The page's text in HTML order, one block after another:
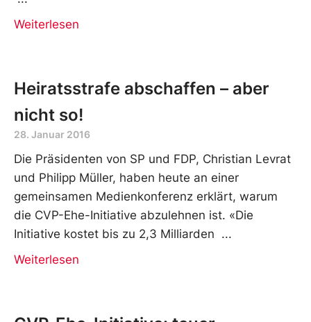
Weiterlesen
Heiratsstrafe abschaffen – aber
nicht so!
28. Januar 2016
Die Präsidenten von SP und FDP, Christian Levrat
und Philipp Müller, haben heute an einer
gemeinsamen Medienkonferenz erklärt, warum
die CVP-Ehe-Initiative abzulehnen ist. «Die
Initiative kostet bis zu 2,3 Milliarden
Weiterlesen